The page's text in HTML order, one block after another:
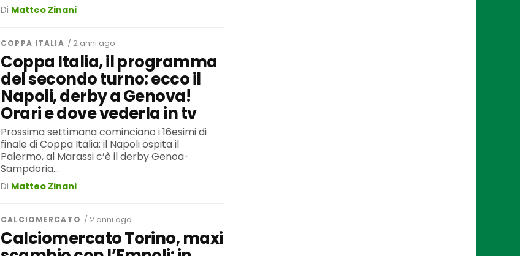
Di Matteo Zinani
COPPA ITALIA / 2 anni ago
Coppa Italia, il programma
del secondo turno: ecco il
Napoli, derby a Genova!
Orari e dove vederla in tv
Prossima settimana cominciano i 16esimi di
finale di Coppa Italia: il Napoli ospita il
Palermo, al Marassi c’è il derby Genoa-
Sampdoria...
Di Matteo Zinani
CALCIOMERCATO / 2 anni ago
Calciomercato Torino, maxi